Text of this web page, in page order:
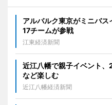
アルバルク東京がミニバ
17チームが参戦
江東経済新聞
近江八幡で親子イベント
など楽しむ
近江八幡経済新聞